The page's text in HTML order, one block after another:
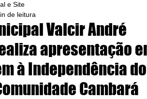
Valcir André
apresentação
à Independência do
Cambará
e Site
de leitura